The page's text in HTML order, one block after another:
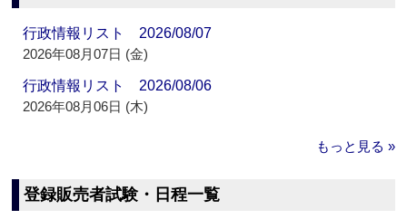
行政情報リスト 2026/08/07
2026年08月07日 (金)
行政情報リスト 2026/08/06
2026年08月06日 (木)
もっと見る »
登録販売者試験・日程一覧